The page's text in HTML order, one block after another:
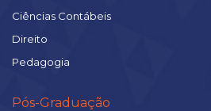
Ciências Contábeis
Direito
Pedagogia
Pós-Graduação